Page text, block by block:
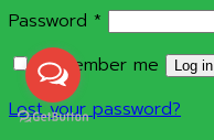
Password * Required
Remember me
Log in
Lost your password?